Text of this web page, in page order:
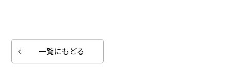
一覧にもどる